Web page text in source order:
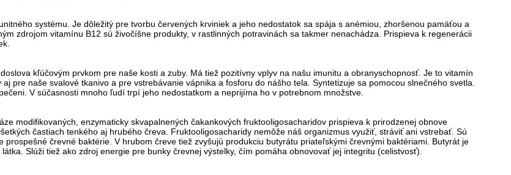
systému. Je dôležitý pre tvorbu červených krviniek a jeho nedostatok sa spája s anémiou, zhoršenou pamäťou a
zdrojom vitamínu B12 sú živočíšne produkty, v rastlinných potravinách sa takmer nenachádza. Prispieva k regenerácii
kľúčovým prvkom pre naše kosti a zuby. Má tiež pozitívny vplyv na našu imunitu a obranyschopnosť. Je to vitamín
pre naše svalové tkanivo a pre vstrebávanie vápnika a fosforu do nášho tela. Syntetizuje sa pomocou slnečného svetla.
V súčasnosti mnoho ľudí trpí jeho nedostatkom a neprijíma ho v potrebnom množstve.
modifikovaných, enzymaticky skvapalnených čakankových fruktooligosacharidov prispieva k prirodzenej obnove
častiach tenkého aj hrubého čreva. Fruktooligosacharidy nemôže náš organizmus využiť, stráviť ani vstrebať. Sú
prospešné črevné baktérie. V hrubom čreve tiež zvyšujú produkciu butyrátu priateľskými črevnými baktériami. Butyrát je
Slúži tiež ako zdroj energie pre bunky črevnej výstelky, čím pomáha obnovovať jej integritu (celistvosť).